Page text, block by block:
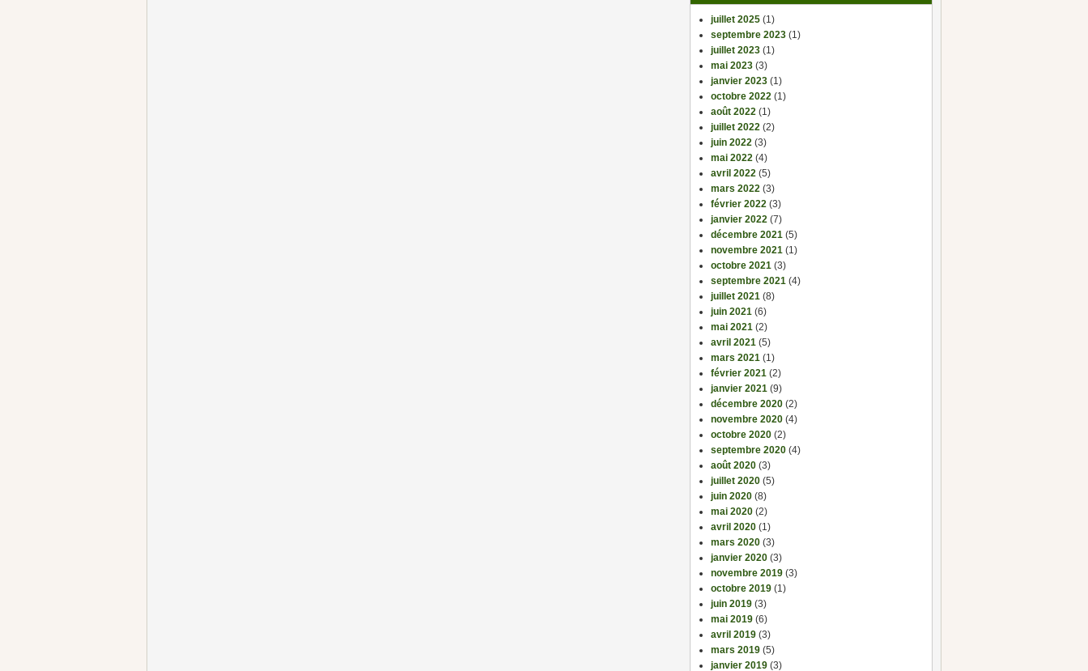
juillet 2025 (1)
septembre 2023 (1)
juillet 2023 (1)
mai 2023 (3)
janvier 2023 (1)
octobre 2022 (1)
août 2022 (1)
juillet 2022 (2)
juin 2022 (3)
mai 2022 (4)
avril 2022 (5)
mars 2022 (3)
février 2022 (3)
janvier 2022 (7)
décembre 2021 (5)
novembre 2021 (1)
octobre 2021 (3)
septembre 2021 (4)
juillet 2021 (8)
juin 2021 (6)
mai 2021 (2)
avril 2021 (5)
mars 2021 (1)
février 2021 (2)
janvier 2021 (9)
décembre 2020 (2)
novembre 2020 (4)
octobre 2020 (2)
septembre 2020 (4)
août 2020 (3)
juillet 2020 (5)
juin 2020 (8)
mai 2020 (2)
avril 2020 (1)
mars 2020 (3)
janvier 2020 (3)
novembre 2019 (3)
octobre 2019 (1)
juin 2019 (3)
mai 2019 (6)
avril 2019 (3)
mars 2019 (5)
janvier 2019 (3)